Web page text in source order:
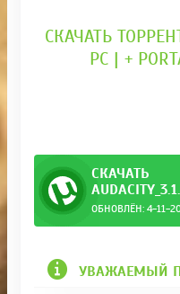
СКАЧАТЬ
PC | +
СКАЧАТЬ
ОБНОВЛЁН: 4-11-
УВАЖАЕМЫЙ